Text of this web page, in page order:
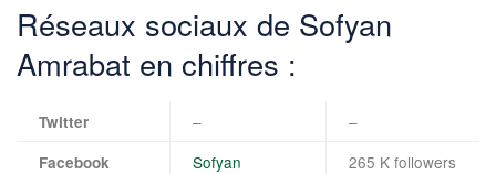
Réseaux sociaux de Sofyan
Amrabat en chiffres :
Twitter – –
Facebook
Sofyan
265 K followers